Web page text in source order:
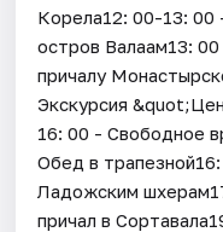
Корела12: 00-13: 00
остров Валаам13:
причалу
Экскурсия
16: 00 - Свободное
Обед в
Ладожским
причал в